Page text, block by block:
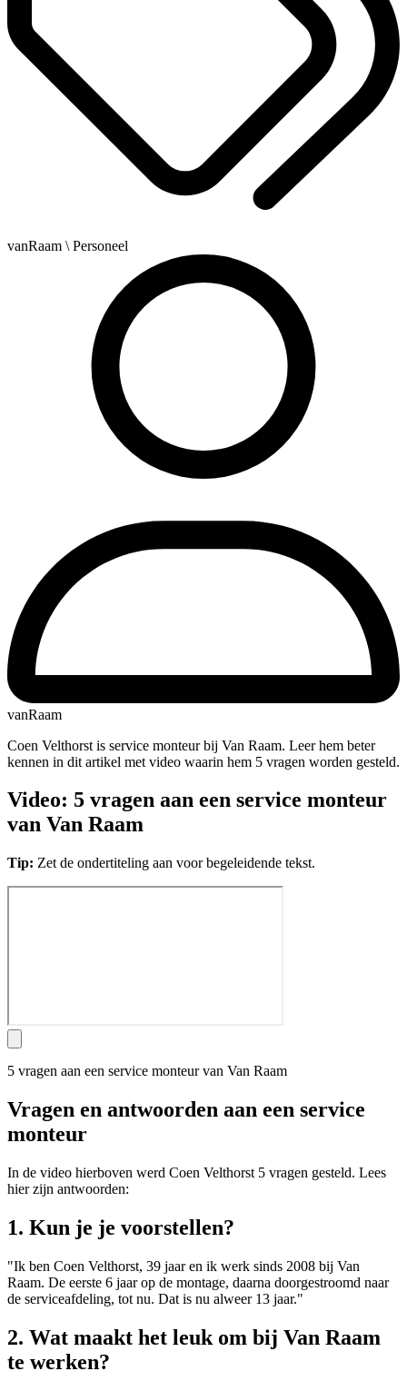
vanRaam \ Personeel
vanRaam
Coen Velthorst is service monteur bij Van Raam. Leer hem beter
kennen in dit artikel met video waarin hem 5 vragen worden gesteld.
Video: 5 vragen aan een service monteur
van Van Raam
Tip: Zet de ondertiteling aan voor begeleidende tekst.
5 vragen aan een service monteur van Van Raam
Vragen en antwoorden aan een service
monteur
In de video hierboven werd Coen Velthorst 5 vragen gesteld. Lees
hier zijn antwoorden:
1. Kun je je voorstellen?
"Ik ben Coen Velthorst, 39 jaar en ik werk sinds 2008 bij Van
Raam. De eerste 6 jaar op de montage, daarna doorgestroomd naar
de serviceafdeling, tot nu. Dat is nu alweer 13 jaar."
2. Wat maakt het leuk om bij Van Raam
te werken?